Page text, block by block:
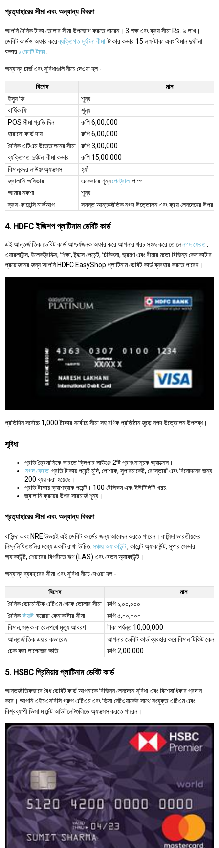
প্রত্যাহারের সীমা এবং অন্যান্য বিবরণ
আপনি দৈনিক টাকা তোলার সীমা উপভোগ করতে পারেন। 3 লক্ষ এবং ক্রয় সীমা Rs. ৬ লাখ।
ডেবিট কার্ডও অফার করেব্যক্তিগত দূর্ঘটনা বীমা টাকার কভার 15 লক্ষ টাকা এবং বিমান দুর্ঘটনা
কভার১ কোটি টাকা.
অন্যান্য চার্জ এবং সুবিধাগুলি নীচে দেওয়া হল -
বিশেষ
মান
ইস্যু ফি
শূন্য
বার্ষিক ফি
শূন্য
POS সীমা প্রতি দিন
রুপি 6,00,000
হারানো কার্ড দায়
রুপি 6,00,000
দৈনিক এটিএম উত্তোলনের সীমা
রুপি 3,00,000
ব্যক্তিগত দুর্ঘটনা বীমা কভার
রুপি 15,00,000
বিমানবন্দর লাউঞ্জ অ্যাক্সেস
হ্যাঁ
জ্বালানি অধিভার
একেবারে শূন্যপেট্রোল পাম্প
আমার নকশা
শূন্য
ক্রস-কারেন্সি মার্কআপ
সমস্ত আন্তর্জাতিক নগদ উত্তোলন এবং ক্রয় লেনদেনের উপর
4. HDFC ইজিশপ প্লাটিনাম ডেবিট কার্ড
এই আন্তর্জাতিক ডেবিট কার্ড আশ্চর্যজনক অফার করে আপনার খরচ সহজ করে তোলেনগদ ফেরত
এয়ারলাইন্স, ইলেকট্রনিক্স, শিক্ষা, ট্যাক্স পেমেন্ট, চিকিৎসা, ভ্রমণ এবং বীমার মতো বিভিন্ন কেনাকাটার
প্রয়োজনের জন্য আপনি HDFC EasyShop প্লাটিনাম ডেবিট কার্ড ব্যবহার করতে পারেন।
প্রতিদিন সর্বোচ্চ 1,000 টাকার সর্বোচ্চ সীমা সহ বণিক প্রতিষ্ঠান জুড়ে নগদ উত্তোলন উপলব্ধ।
সুবিধা
প্রতি ত্রৈমাসিকে ভারতে ক্লিপার লাউঞ্জে 2টি প্রশংসাসূচক অ্যাক্সেস।
নগদ ফেরত প্রতি টাকায় পয়েন্ট মুদি, পোশাক, সুপারমার্কেট, রেস্তোরাঁ এবং বিনোদনের জন্য
200 ব্যয় করা হয়েছে।
প্রতি টাকায় ক্যাশব্যাক পয়েন্ট। 100 টেলিকম এবং ইউটিলিটি খরচ.
জ্বালানি ক্রয়ের উপর সারচার্জ শূন্য।
প্রত্যাহারের সীমা এবং অন্যান্য বিবরণ
বাসিন্দা এবং NRE উভয়ই এই ডেবিট কার্ডের জন্য আবেদন করতে পারেন। বাসিন্দা ভারতীয়দের
নিম্নলিখিতগুলির মধ্যে একটি রাখা উচিত:সঞ্চয় অ্যাকাউন্ট, কারেন্ট অ্যাকাউন্ট, সুপার সেভার
অ্যাকাউন্ট, শেয়ারের বিপরীতে ঋণ (LAS) এবং বেতন অ্যাকাউন্ট।
অন্যান্য ব্যবহারের সীমা এবং সুবিধা নীচে দেওয়া হল -
বিশেষ
মান
দৈনিক ডোমেস্টিক এটিএম থেকে তোলার সীমা
রুপি ১,০০,০০০
দৈনিকডিফল্ট ঘরোয়া কেনাকাটার সীমা
রুপি ৫,০০,০০০
বিমান, সড়ক বা রেলপথে মৃত্যু আবরণ
টাকা পর্যন্ত 10,00,000
আন্তর্জাতিক এয়ার কভারেজ
আপনার ডেবিট কার্ড ব্যবহার করে বিমান টিকিট
চেক করা লাগেজের ক্ষতি
রুপি 2,00,000
5. HSBC প্রিমিয়ার প্লাটিনাম ডেবিট কার্ড
আন্তর্জাতিকভাবে বৈধ ডেবিট কার্ড আপনাকে বিভিন্ন লেনদেনে সুবিধা এবং বিশেষাধিকার প্রদান
করে। আপনি এইচএসবিসি গ্রুপ এটিএম এবং ভিসা নেটওয়ার্কের সাথে সংযুক্ত এটিএম এবং
বিশ্বব্যাপী ভিসা মার্চেন্ট আউটলেটগুলিতে অ্যাক্সেস করতে পারেন।